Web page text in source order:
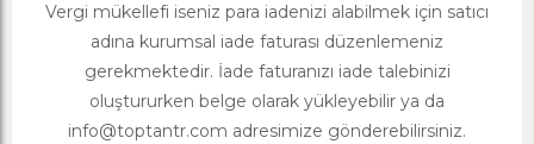
Vergi mükellefi iseniz para iadenizi alabilmek için satıcı
adına kurumsal iade faturası düzenlemeniz
gerekmektedir. İade faturanızı iade talebinizi
oluştururken belge olarak yükleyebilir ya da
info@toptantr.com adresimize gönderebilirsiniz.